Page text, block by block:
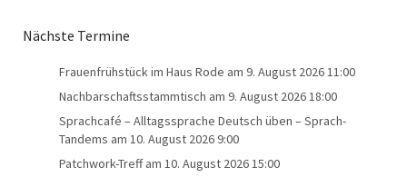
Nächste Termine
Frauenfrühstück im Haus Rode am 9. August 2026 11:00
Nachbarschaftsstammtisch am 9. August 2026 18:00
Sprachcafé – Alltagssprache Deutsch üben – Sprach-
Tandems am 10. August 2026 9:00
Patchwork-Treffam 10. August 2026 15:00